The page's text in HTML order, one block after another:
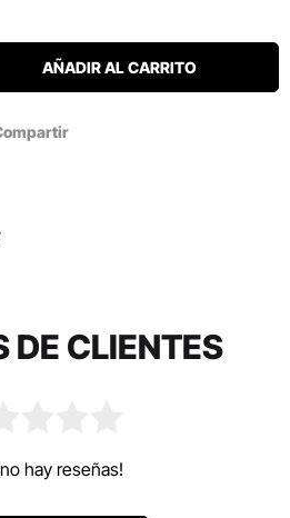
AÑADIR AL CARRITO
DE CLIENTES
hay reseñas!